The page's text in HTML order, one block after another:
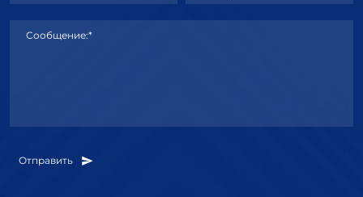
Сообщение:*
Отправить